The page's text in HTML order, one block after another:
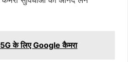
5G के लिए Google कैमरा